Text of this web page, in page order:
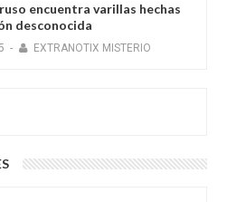
encuentra varillas hechas
desconocida
- EXTRANOTIX MISTERIO